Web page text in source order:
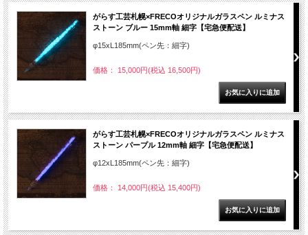
がらす工芸札幌×FRECOオリジナルガラスペン ルミナス
ストーン ブルー 15mm軸 細字【宅急便配送】
φ15xL185mm(ペン先：細字)
価格： 15,000円(税込 16,500円)
がらす工芸札幌×FRECOオリジナルガラスペン ルミナス
ストーン パープル 12mm軸 細字【宅急便配送】
φ12xL185mm(ペン先：細字)
価格： 14,000円(税込 15,400円)